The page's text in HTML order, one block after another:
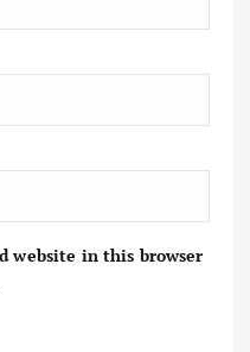
website in this browser